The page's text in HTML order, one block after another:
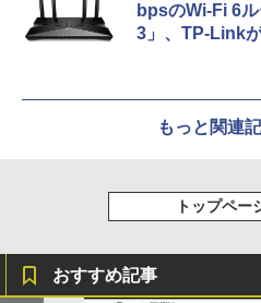
bpsのWi-Fi 6
3」、TP-Link
もっと関連
トップペー
おすすめ記事